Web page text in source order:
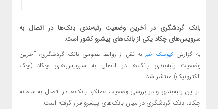
بانک گردشگری در آخرین وضعیت رتبه‌بندی بانک‌ها در اتصال به
سرویس‌های چکاد یکی از بانک‌های پیشرو کشور است.
به گزارش کیوسک خبربه نقل از روابط عمومی بانک گردشگری، آخرین
وضعیت رتبه‌بندی بانک‌ها در اتصال به سرویس‌های چکاد (چک
الکترونیک) منتشر شد.
در این رتبه‌بندی و در بررسی وضعیت عملکرد بانک‌ها در اتصال به سامانه
چکاد، بانک گردشگری در میان بانک‌های پیشرو قرار گرفته است.